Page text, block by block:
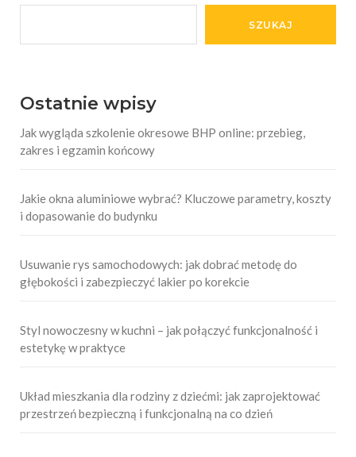
SZUKAJ
Ostatnie wpisy
Jak wygląda szkolenie okresowe BHP online: przebieg,
zakres i egzamin końcowy
Jakie okna aluminiowe wybrać? Kluczowe parametry, koszty
i dopasowanie do budynku
Usuwanie rys samochodowych: jak dobrać metodę do
głębokości i zabezpieczyć lakier po korekcie
Styl nowoczesny w kuchni – jak połączyć funkcjonalność i
estetykę w praktyce
Układ mieszkania dla rodziny z dziećmi: jak zaprojektować
przestrzeń bezpieczną i funkcjonalną na co dzień